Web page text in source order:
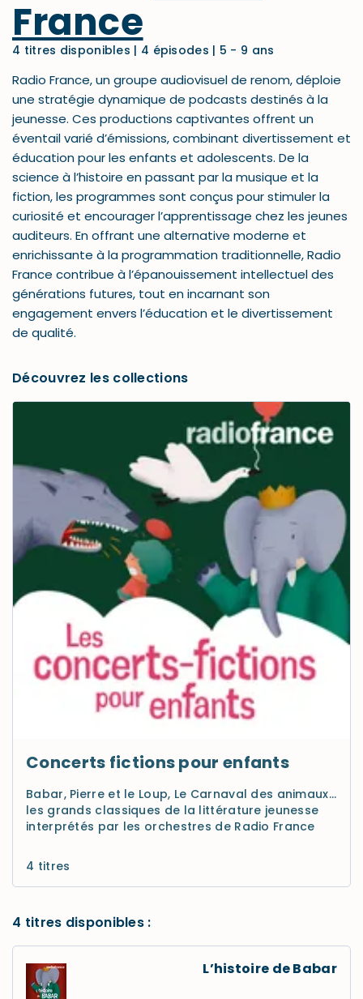
France
4 titres disponibles 4 épisodes 5 - 9 ans
Radio France, un groupe audiovisuel de renom, déploie
une stratégie dynamique de podcasts destinés à la
jeunesse. Ces productions captivantes offrent un
éventail varié d’émissions, combinant divertissement et
éducation pour les enfants et adolescents. De la
science à l’histoire en passant par la musique et la
fiction, les programmes sont conçus pour stimuler la
curiosité et encourager l’apprentissage chez les jeunes
auditeurs. En offrant une alternative moderne et
enrichissante à la programmation traditionnelle, Radio
France contribue à l’épanouissement intellectuel des
générations futures, tout en incarnant son
engagement envers l’éducation et le divertissement
de qualité.
Découvrez les collections
Concerts fictions pour enfants
Babar, Pierre et le Loup, Le Carnaval des animaux…
les grands classiques de la littérature jeunesse
interprétés par les orchestres de Radio France
4 titres
4 titres disponibles :
L’histoire de Babar